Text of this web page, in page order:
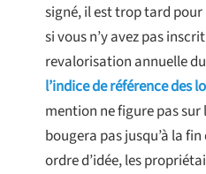
signé, il est trop tard
si vous n’y avez pas
revalorisation annuelle
l’indice de référence des
mention ne figure pas
bougera pas jusqu’à la
ordre d’idée, les